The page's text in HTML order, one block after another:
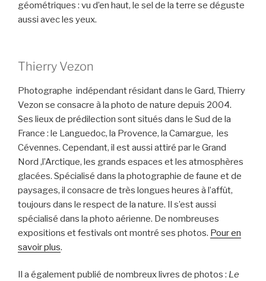
géométriques : vu d’en haut, le sel de la terre se déguste
aussi avec les yeux.
Thierry Vezon
Photographe indépendant résidant dans le Gard, Thierry
Vezon se consacre à la photo de nature depuis 2004.
Ses lieux de prédilection sont situés dans le Sud de la
France : le Languedoc, la Provence, la Camargue, les
Cévennes. Cependant, il est aussi attiré par le Grand
Nord ,l’Arctique, les grands espaces et les atmosphères
glacées. Spécialisé dans la photographie de faune et de
paysages, il consacre de très longues heures à l’affût,
toujours dans le respect de la nature. Il s’est aussi
spécialisé dans la photo aérienne. De nombreuses
expositions et festivals ont montré ses photos. Pour en
savoir plus.
Il a également publié de nombreux livres de photos : Le